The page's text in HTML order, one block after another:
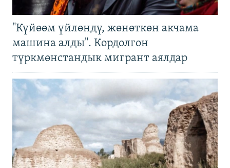
"Күйөөм үйлөндү, жөнөткөн акчама
машина алды". Кордолгон
түркмөнстандык мигрант аялдар